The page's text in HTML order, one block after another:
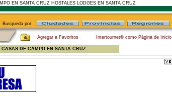
EN SANTA CRUZ HOSTALES LODGES EN SANTA CRUZ
Busqueda por:
Agregar a Favoritos Intertournet® como Página de Inicio
CASAS DE CAMPO EN SANTA CRUZ